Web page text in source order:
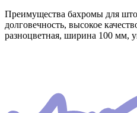
Преимущества бахромы для
долговечность, высокое
разноцветная, ширина 100 мм,